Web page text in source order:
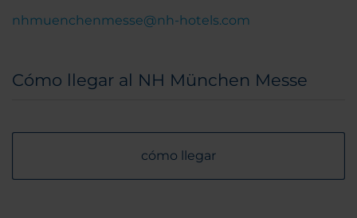
nhmuenchenmesse@nh-hotels.com
Cómo llegar al NH München Messe
cómo llegar